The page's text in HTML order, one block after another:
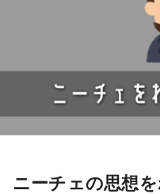
ニーチェの思想